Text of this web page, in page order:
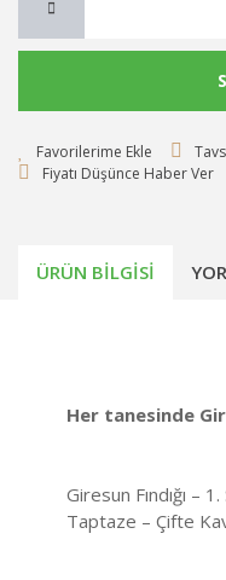
Fiyatı Düşünce Haber Ver
ÜRÜN BILGISI
Her tanesinde
Giresun Fındığı –
Taptaze – Çifte